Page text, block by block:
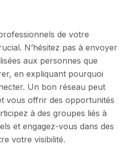
de votre
N’hésitez pas à envoyer
aux personnes que
en expliquant pourquoi
Un bon réseau peut
vous offrir des opportunités
à des groupes liés à
et engagez-vous dans des
votre visibilité.